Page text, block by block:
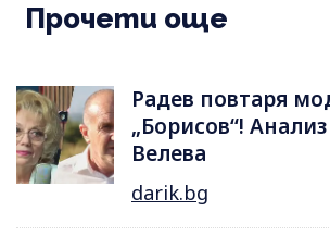
Прочети още
Радев повтаря
„Борисов“!
Велева
darik.bg